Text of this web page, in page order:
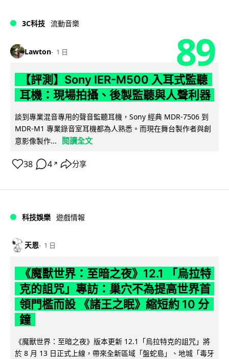
3C科技 流動音樂
Lawton 1 日 89
【評測】Sony IER-M500 入耳式監聽
耳機：現場拍攝、後製監聽與人聲利器
談到專業混音專用的聲音監聽耳機，Sony 經典 MDR-7506 到
MDR-M1 專業錄音室耳機都為人熟悉。而現在舞台製作者與創
意影像製作...
閱讀全文
38 4 ↗ 分享
科技娛樂 遊戲情報
天恩 1 日
《魔獸世界：至暗之夜》12.1 「烏拉特
克的詛咒」專訪：巢穴不為提高世界首
領門檻而設 《諸王之眠》縮短約 10 分
鐘
《魔獸世界：至暗之夜》版本更新 12.1「烏拉特克的詛咒」將
於 8 月 13 日正式上線，帶來全新區域「盤蛇島」、地城「毒牙